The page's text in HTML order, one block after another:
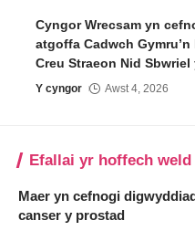
Cyngor Wrecsam yn
atgoffa Cadwch Gymru’n
Creu Straeon Nid
Y cyngor Awst 4, 2026
Efallai yr hoffech
Maer yn cefnogi
canser y prostad